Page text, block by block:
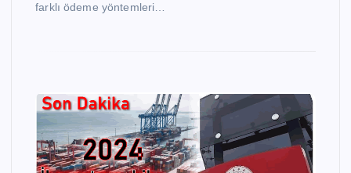
farklı ödeme yöntemleri…